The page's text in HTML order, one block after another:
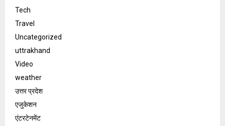
Tech
Travel
Uncategorized
uttrakhand
Video
weather
उत्तर प्रदेश
एजुकेशन
एंटरटेनमेंट